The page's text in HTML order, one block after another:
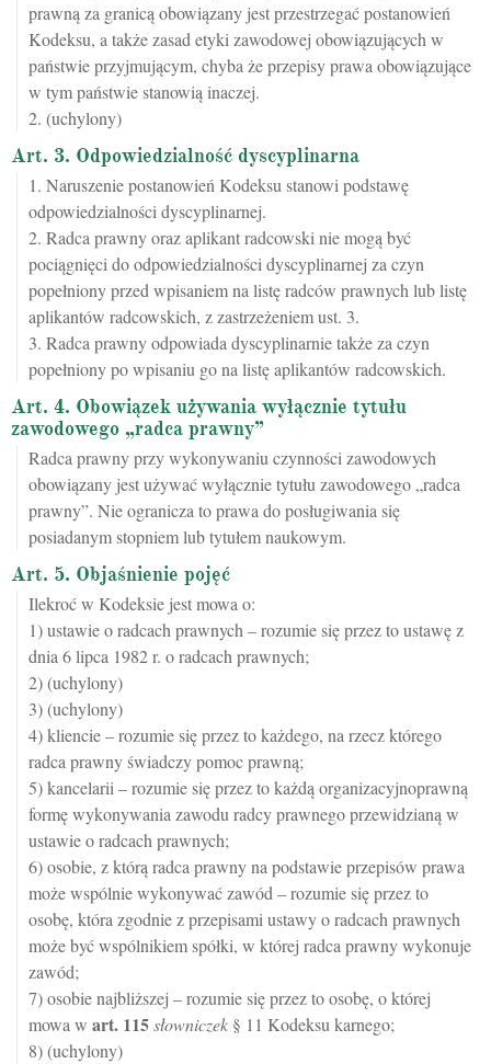
prawną za granicą obowiązany jest przestrzegać postanowień
Kodeksu, a także zasad etyki zawodowej obowiązujących w
państwie przyjmującym, chyba że przepisy prawa obowiązujące
w tym państwie stanowią inaczej.
2. (uchylony)
Art. 3. Odpowiedzialność dyscyplinarna
1. Naruszenie postanowień Kodeksu stanowi podstawę
odpowiedzialności dyscyplinarnej.
2. Radca prawny oraz aplikant radcowski nie mogą być
pociągnięci do odpowiedzialności dyscyplinarnej za czyn
popełniony przed wpisaniem na listę radców prawnych lub listę
aplikantów radcowskich, z zastrzeżeniem ust. 3.
3. Radca prawny odpowiada dyscyplinarnie także za czyn
popełniony po wpisaniu go na listę aplikantów radcowskich.
Art. 4. Obowiązek używania wyłącznie tytułu
zawodowego „radca prawny”
Radca prawny przy wykonywaniu czynności zawodowych
obowiązany jest używać wyłącznie tytułu zawodowego „radca
prawny”. Nie ogranicza to prawa do posługiwania się
posiadanym stopniem lub tytułem naukowym.
Art. 5. Objaśnienie pojęć
Ilekroć w Kodeksie jest mowa o:
1) ustawie o radcach prawnych – rozumie się przez to ustawę z
dnia 6 lipca 1982 r. o radcach prawnych;
2) (uchylony)
3) (uchylony)
4) kliencie – rozumie się przez to każdego, na rzecz którego
radca prawny świadczy pomoc prawną;
5) kancelarii – rozumie się przez to każdą organizacyjnoprawną
formę wykonywania zawodu radcy prawnego przewidzianą w
ustawie o radcach prawnych;
6) osobie, z którą radca prawny na podstawie przepisów prawa
może wspólnie wykonywać zawód – rozumie się przez to
osobę, która zgodnie z przepisami ustawy o radcach prawnych
może być wspólnikiem spółki, w której radca prawny wykonuje
zawód;
7) osobie najbliższej – rozumie się przez to osobę, o której
mowa w art. 115słowniczek § 11 Kodeksu karnego;
8) (uchylony)